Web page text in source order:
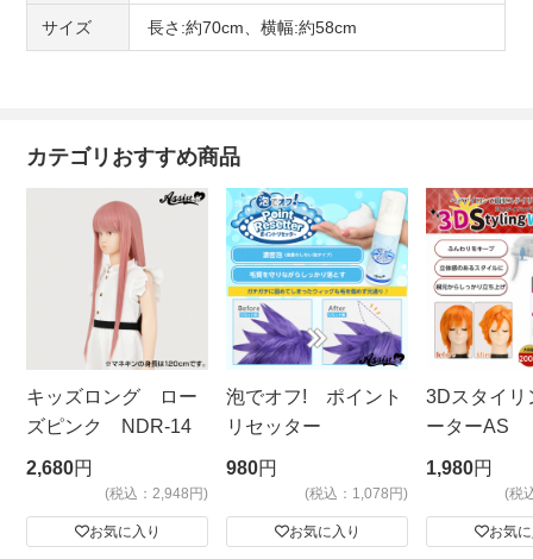
サイズ 長さ:約70cm、横幅:約58cm
カテゴリおすすめ商品
キッズロング ロー
ズピンク NDR-14
2,680円
(税込：2,948円)
お気に入り
泡でオフ! ポイント
リセッター
980円
(税込：1,078円)
お気に入り
3Dスタイリ
ーターAS
ビッグサイ
1,980円
(税
お気